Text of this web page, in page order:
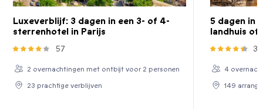
Luxeverblijf: 3 dagen in een 3- of 4-
sterrenhotel in Parijs
57
2 overnachtingen met ontbijt voor 2 personen
23 prachtige verblijven
5 dagen in
landhuis of
4
149